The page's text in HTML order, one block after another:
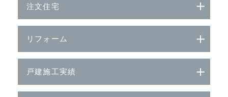
注文住宅
リフォーム
戸建施工実績